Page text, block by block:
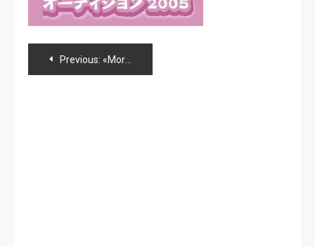
Navegación
Previous: «Morning Musuko», posible fin de la Kansai audition